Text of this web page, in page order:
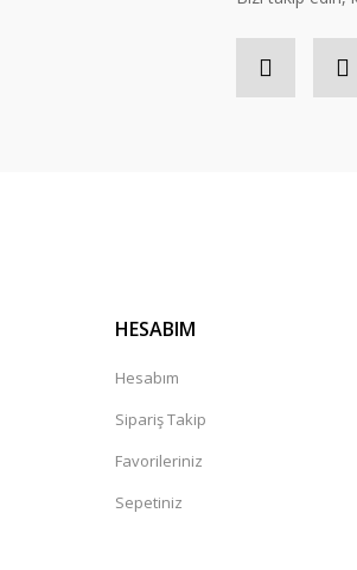
HESABIM
Hesabım
Sipariş Takip
Favorileriniz
Sepetiniz